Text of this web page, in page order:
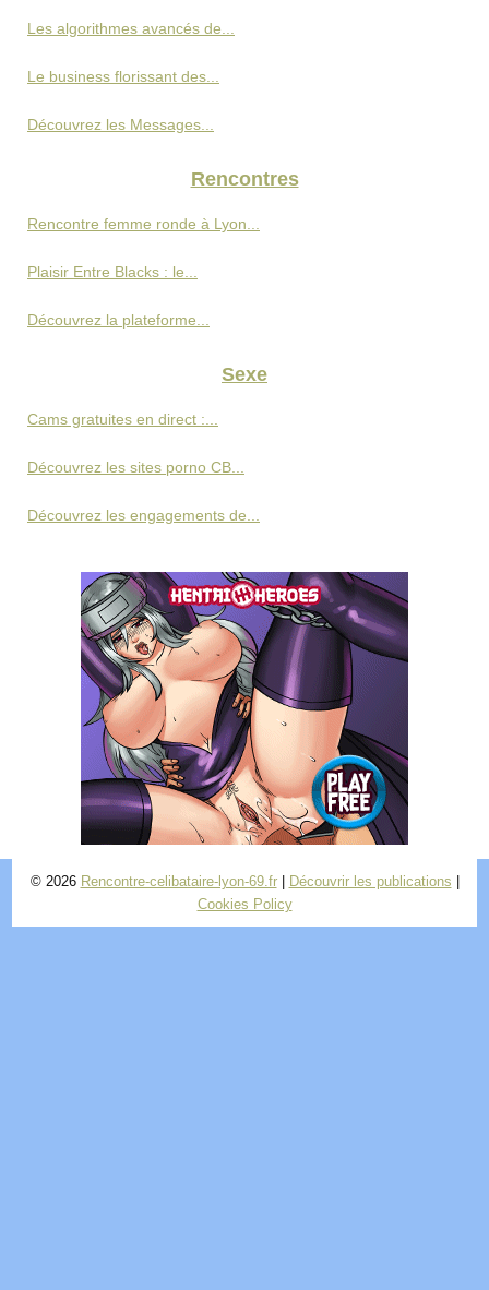
Les algorithmes avancés de...
Le business florissant des...
Découvrez les Messages...
Rencontres
Rencontre femme ronde à Lyon...
Plaisir Entre Blacks : le...
Découvrez la plateforme...
Sexe
Cams gratuites en direct :...
Découvrez les sites porno CB...
Découvrez les engagements de...
© 2026 Rencontre-celibataire-lyon-69.fr| Découvrir les publications
Cookies Policy